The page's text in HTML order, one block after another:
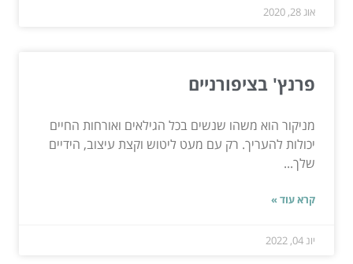
אוג 28, 2020
פרנץ' בציפורניים
מניקור הוא משהו שנשים בכל הגילאים ואורחות החיים
יכולות להעריך. רק עם מעט ליטוש וקצת עיצוב, הידיים
שלך...
קרא עוד »
יונ 04, 2022